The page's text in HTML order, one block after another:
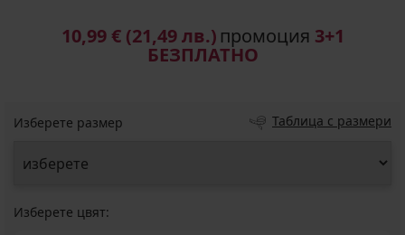
10,99 € (21,49 лв.) промоция 3+1
БЕЗПЛАТНО
Изберете размер Таблица с размери
Изберете цвят: